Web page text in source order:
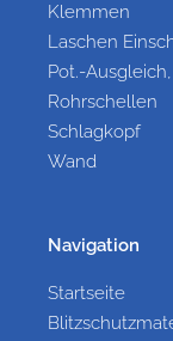
Klemmen
Laschen
Pot.-
Rohrschellen
Schlagkopf
Wand
Navigation
Startseite